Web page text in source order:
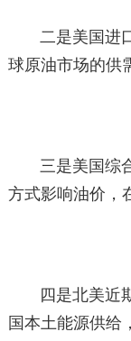
二是美国进
球原油市场的供
三是美国综
方式影响油价，
四是北美近
国本土能源供给